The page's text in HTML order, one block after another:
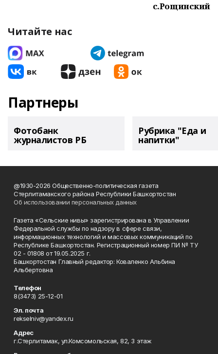
с.Рощинский
Читайте нас
Партнеры
Фотобанк
журналистов РБ
Рубрика "Еда и
напитки"
@1930-2026 Общественно-политическая газета
Стерлитамакского района Республики Башкортостан
Об использовании персональных данных
Газета «Сельские нивы» зарегистрирована в Управлении
Федеральной службы по надзору в сфере связи,
информационных технологий и массовых коммуникаций по
Республике Башкортостан. Регистрационный номер ПИ № ТУ
02 - 01808 от 19.05.2025 г.
Башкортостан Главный редактор: Коваленко Альбина
Альбертовна
Телефон
8(3473) 25-12-01
Эл. почта
rekselniv@yandex.ru
Адрес
г.Стерлитамак, ул.Комсомольская, 82, 3 этаж